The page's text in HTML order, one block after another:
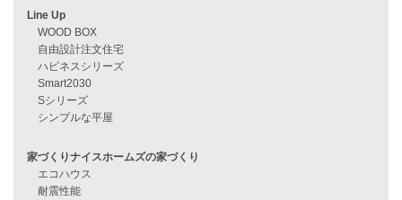
過去のブログ（月別）